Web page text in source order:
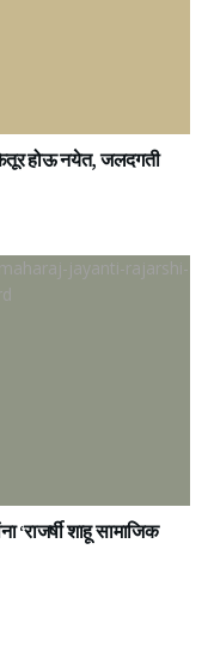
फितूर होऊ नयेत, जलदगती
‘राजर्षी शाहू सामाजिक